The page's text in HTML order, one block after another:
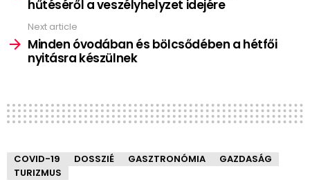
hűtéséről a veszélyhelyzet idejére
Next article
Minden óvodában és bölcsődében a hétfői
nyitásra készülnek
COVID-19 DOSSZIÉ GASZTRONÓMIA
GAZDASÁG
TURIZMUS